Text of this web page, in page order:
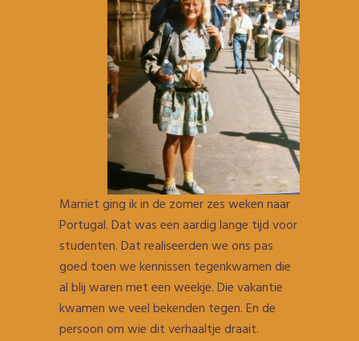
Marriet ging ik in de zomer zes weken naar
Portugal. Dat was een aardig lange tijd voor
studenten. Dat realiseerden we ons pas
goed toen we kennissen tegenkwamen die
al blij waren met een weekje. Die vakantie
kwamen we veel bekenden tegen. En de
persoon om wie dit verhaaltje draait.